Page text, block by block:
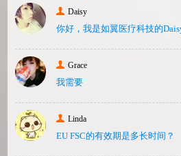
Daisy
你好，我是如翼医疗科技的
Grace
我需要
Linda
EU FSC的有效期是多长时间？